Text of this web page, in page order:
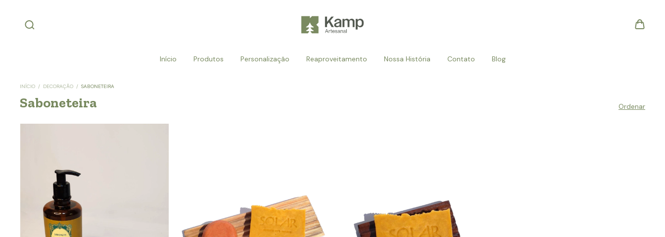
Início Produtos Personalização Reaproveitamento Nossa História Contato Blog
INÍCIO / DECORAÇÃO / SABONETEIRA
Saboneteira Ordenar